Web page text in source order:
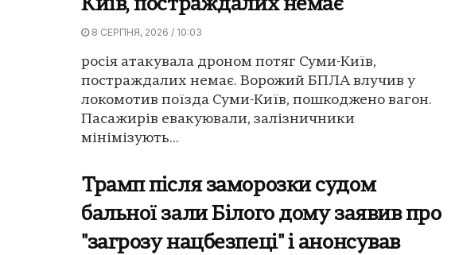
Київ, постраждалих немає
8 СЕРПНЯ, 2026 / 10:03
росія атакувала дроном потяг Суми-Київ,
постраждалих немає. Ворожий БПЛА влучив у
локомотив поїзда Суми-Київ, пошкоджено вагон.
Пасажирів евакуювали, залізничники
мінімізують...
Трамп після заморозки судом
бальної зали Білого дому заявив про
"загрозу нацбезпеці" і анонсував